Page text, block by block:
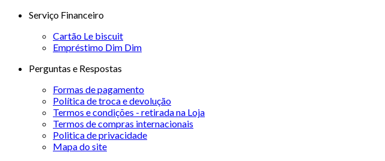
Serviço Financeiro
Cartão Le biscuit
Empréstimo Dim Dim
Perguntas e Respostas
Formas de pagamento
Política de troca e devolução
Termos e condições - retirada na Loja
Termos de compras internacionais
Politica de privacidade
Mapa do site